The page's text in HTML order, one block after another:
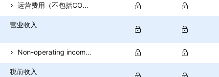
运营费用（不包括COGS）
营业收入
Non-operating income (total)
税前收入